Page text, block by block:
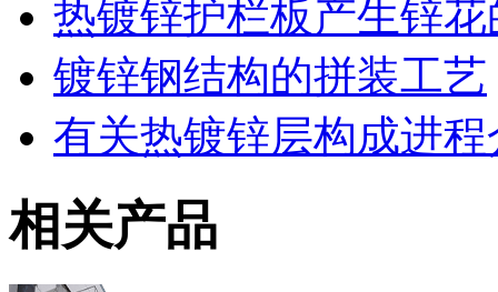
热镀锌护栏板产生锌
镀锌钢结构的拼装工艺
有关热镀锌层构成进程
相关产品